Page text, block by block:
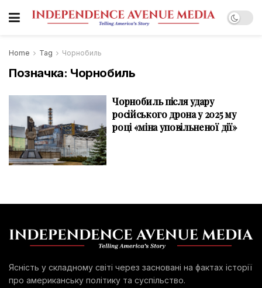
Home Tag Чорнобиль
Позначка: Чорнобиль
Чорнобиль після удару
російського дрона у 2025 му
році «міна уповільненої дії»
Ясність у складному світі через засновані на фактах історії
про американську політику та суспільство.